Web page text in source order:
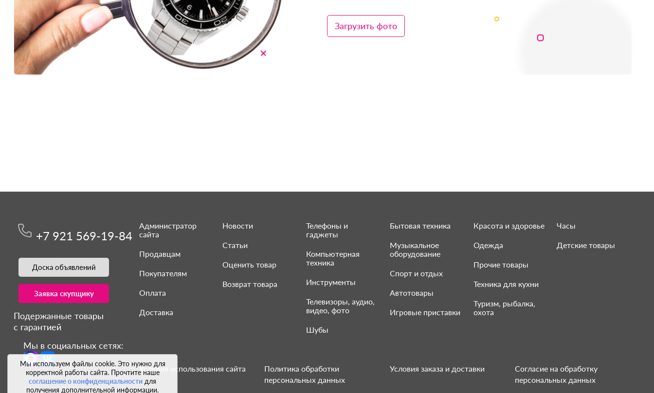
Загрузить фото
Мы используем файлы cookie. Это нужно для
корректной работы сайта. Прочтите наше
соглашение о конфиденциальности для
получения дополнительной информации.
+7 921 569-19-84
Доска объявлений
Заявка скупщику
Подержанные товары
с гарантией
Мы в социальных сетях:
Администратор
сайта
Продавцам
Покупателям
Оплата
Доставка
Новости
Статьи
Оценить товар
Возврат товара
Телефоны и
гаджеты
Компьютерная
техника
Инструменты
Телевизоры, аудио,
видео, фото
Шубы
Бытовая техника
Музыкальное
оборудование
Спорт и отдых
Автотовары
Игровые приставки
Красота и здоровье
Одежда
Прочие товары
Техника для кухни
Туризм, рыбалка,
охота
Часы
Детские товары
Условия использования сайта
Политика обработки
персональных данных
Условия заказа и доставки
Согласие на обработку
персональных данных